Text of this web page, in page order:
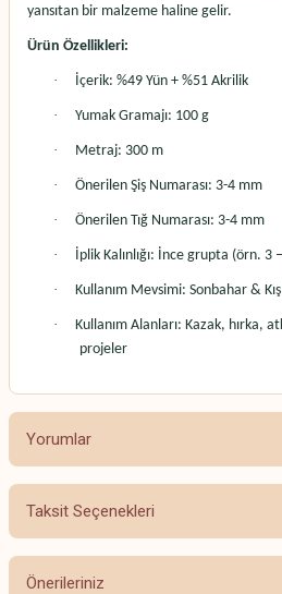
yansıtan bir malzeme haline gelir.
Ürün Özellikleri:
· İçerik: %49 Yün + %51 Akrilik
· Yumak Gramajı: 100 g
· Metraj: 300 m
· Önerilen Şiş Numarası: 3-4 mm
· Önerilen Tığ Numarası: 3-4 mm
· İplik Kalınlığı: İnce grupta (örn. 3
· Kullanım Mevsimi: Sonbahar &
·
Kullanım Alanları: Kazak, hırka,
projeler
Yorumlar
Taksit Seçenekleri
Önerileriniz